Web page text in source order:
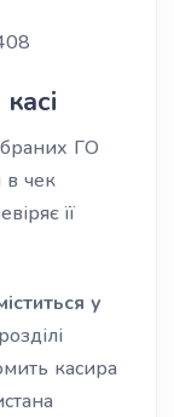
ГО
в чек
її
у
касира